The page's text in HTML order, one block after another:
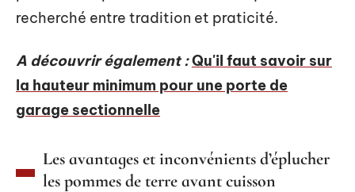
recherché entre tradition et praticité.
A découvrir également :Qu'il faut savoir sur
la hauteur minimum pour une porte de
garage sectionnelle
Les avantages et inconvénients d’éplucher
les pommes de terre avant cuisson